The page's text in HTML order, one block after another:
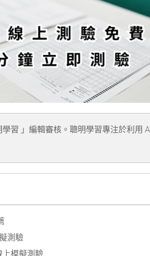
學習 」編輯審核。聰明學習專注於利用
測驗
上模擬測驗